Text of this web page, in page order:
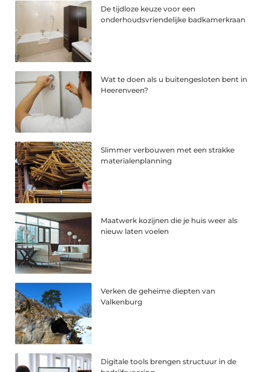
De tijdloze keuze voor een
onderhoudsvriendelijke badkamerkraan
Wat te doen als u buitengesloten bent in
Heerenveen?
Slimmer verbouwen met een strakke
materialenplanning
Maatwerk kozijnen die je huis weer als
nieuw laten voelen
Verken de geheime diepten van
Valkenburg
Digitale tools brengen structuur in de